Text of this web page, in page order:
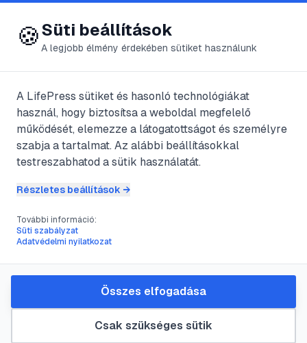
😍 LifePress
@balazsnora
2023. december 15.· perc olvasás
Kinek kényelmes a
papírpelenka?
#baba
Amikor a babakelengyét állítja össze a
család, kevés szó esik a pelenkáról,
🍪Süti beállítások
A legjobb élmény érdekében sütiket használunk
A LifePress sütiket és hasonló technológiákat
használ, hogy biztosítsa a weboldal megfelelő
működését, elemezze a látogatottságot és személyre
szabja a tartalmat. Az alábbi beállításokkal
testreszabhatod a sütik használatát.
Részletes beállítások →
További információ:
Süti szabályzat
Adatvédelmi nyilatkozat
Csak szükséges sütik
Összes elfogadása